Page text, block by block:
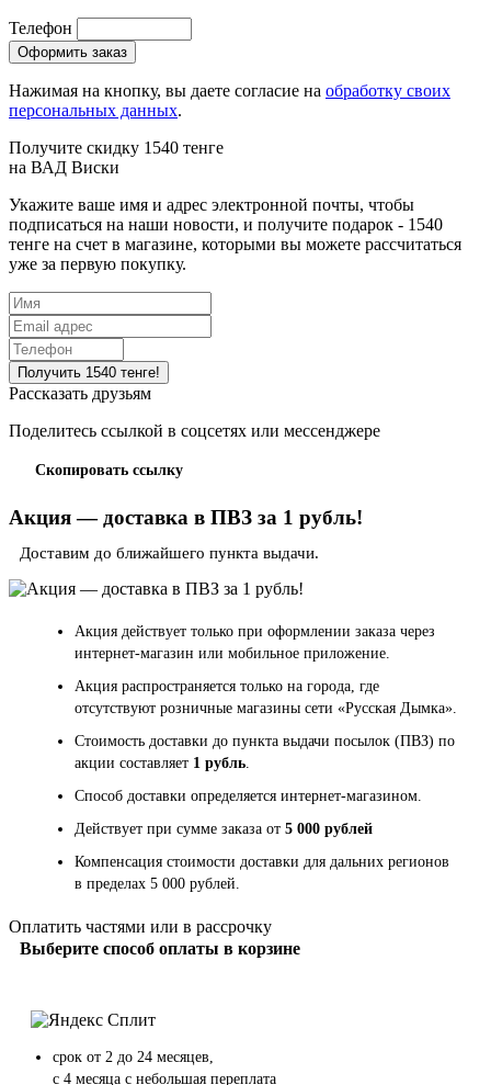
Телефон
Нажимая на кнопку, вы даете согласие на обработку своих
персональных данных.
Получите скидку 1540 тенге
на ВАД Виски
Укажите ваше имя и адрес электронной почты, чтобы
подписаться на наши новости, и получите подарок - 1540
тенге на счет в магазине, которыми вы можете рассчитаться
уже за первую покупку.
Рассказать друзьям
Поделитесь ссылкой в соцсетях или мессенджере
Скопировать ссылку
Акция — доставка в ПВЗ за 1 рубль!
Доставим до ближайшего пункта выдачи.
Акция действует только при оформлении заказа через
интернет-магазин или мобильное приложение.
Акция распространяется только на города, где
отсутствуют розничные магазины сети «Русская Дымка».
Стоимость доставки до пункта выдачи посылок (ПВЗ) по
акции составляет 1 рубль
Способ доставки определяется интернет-магазином.
Действует при сумме заказа от 5 000 рублей
Компенсация стоимости доставки для дальних регионов
в пределах 5 000 рублей.
Оплатить частями или в рассрочку
Выберите способ оплаты в корзине
срок от 2 до 24 месяцев,
с 4 месяца с небольшая переплата